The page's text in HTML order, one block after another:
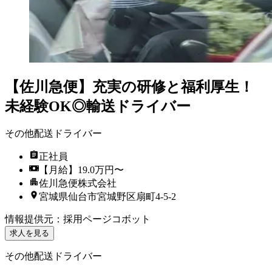
【佐川急便】充実の研修と福利厚生！
未経験OK◎輸送ドライバー
その他配送ドライバー
正社員
【月給】19.0万円〜
佐川急便株式会社
宮城県仙台市宮城野区扇町4-5-2
情報提供元 ： 採用ページコボット
求人を見る
その他配送ドライバー